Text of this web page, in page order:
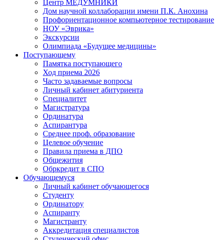
Центр МЕДУМНИКИ
Дом научной коллаборации имени П.К. Анохина
Профориентационное компьютерное тестирование
НОУ «Эврика»
Экскурсии
Олимпиада «Будущее медицины»
Поступающему
Памятка поступающего
Ход приема 2026
Часто задаваемые вопросы
Личный кабинет абитуриента
Специалитет
Магистратура
Ординатура
Аспирантура
Среднее проф. образование
Целевое обучение
Правила приема в ДПО
Общежития
Обркредит в СПО
Обучающемуся
Личный кабинет обучающегося
Студенту
Ординатору
Аспиранту
Магистранту
Аккредитация специалистов